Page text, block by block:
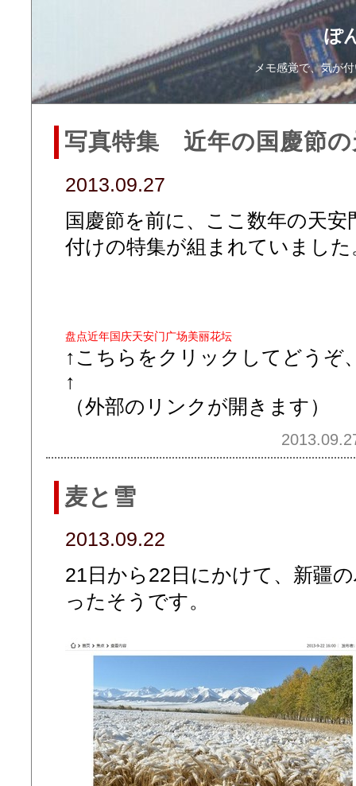
ぽ
メモ感覚で、気が
写真特集 近年の国慶節の
2013.09.27
国慶節を前に、ここ数年の天
付けの特集が組まれていました
盘点近年国庆天安门广场美丽花坛
↑こちらをクリックしてどうぞ
↑
（外部のリンクが開きます）
麦と雪
2013.09.22
21日から22日にかけて、新疆
ったそうです。